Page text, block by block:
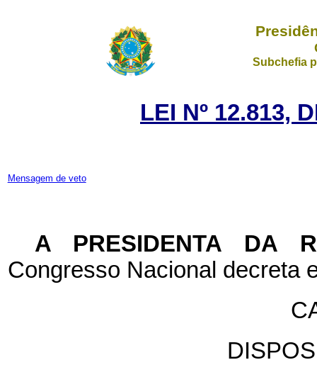
Subchefia
LEI Nº 12.813,
Mensagem de veto
A PRESIDENTA DA
Congresso Nacional decreta